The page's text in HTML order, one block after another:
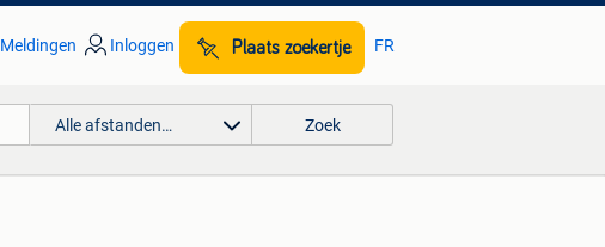
Meldingen Inloggen Plaats zoekertje FR
Alle afstanden… Zoek